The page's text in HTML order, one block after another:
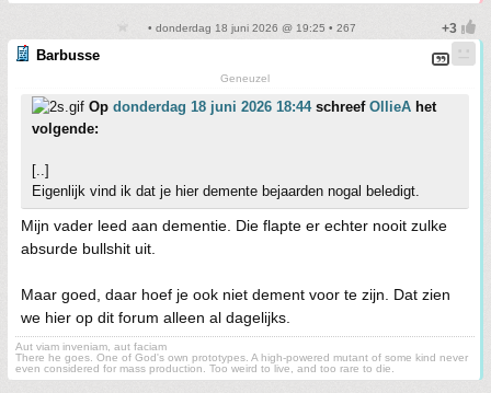
• donderdag 18 juni 2026 @ 19:25 • 267
Barbusse
Geneuzel
Op donderdag 18 juni 2026 18:44schreef OllieA het
volgende:
[..]
Eigenlijk vind ik dat je hier demente bejaarden nogal beledigt.
Mijn vader leed aan dementie. Die flapte er echter nooit zulke
absurde bullshit uit.
Maar goed, daar hoef je ook niet dement voor te zijn. Dat zien
we hier op dit forum alleen al dagelijks.
Aut viam inveniam, aut faciam
There he goes. One of God's own prototypes. A high-powered mutant of some kind never
even considered for mass production. Too weird to live, and too rare to die.